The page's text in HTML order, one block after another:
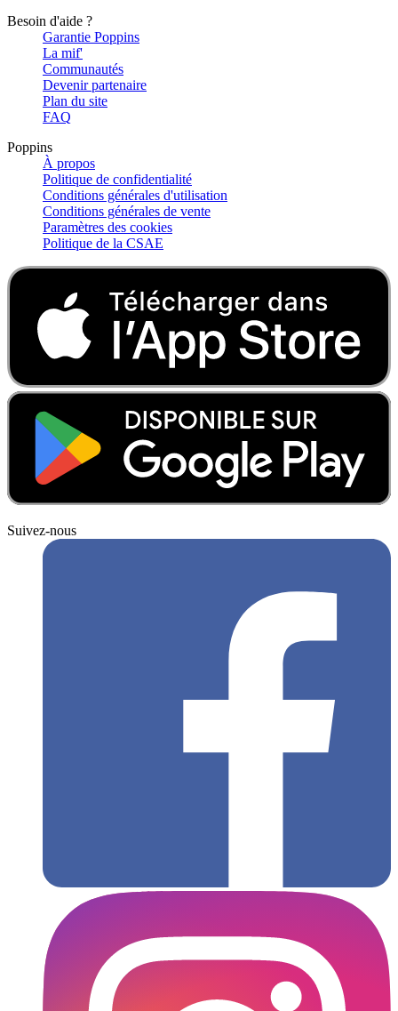
Besoin d'aide ?
Garantie Poppins
La mif'
Communautés
Devenir partenaire
Plan du site
FAQ
Poppins
À propos
Politique de confidentialité
Conditions générales d'utilisation
Conditions générales de vente
Paramètres des cookies
Politique de la CSAE
Suivez-nous